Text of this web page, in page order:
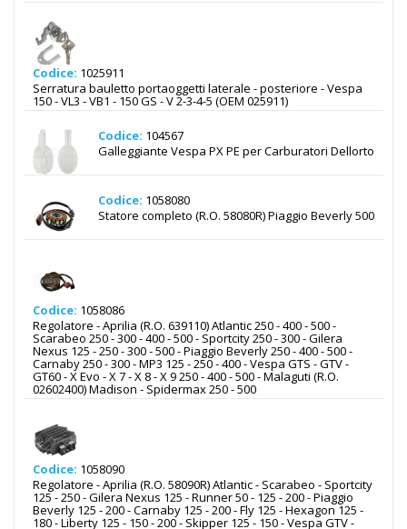
Codice: 1025911
Serratura bauletto portaoggetti laterale - posteriore - Vespa
150 - VL3 - VB1 - 150 GS - V 2-3-4-5 (OEM 025911)
Codice: 104567
Galleggiante Vespa PX PE per Carburatori Dellorto
Codice: 1058080
Statore completo (R.O. 58080R) Piaggio Beverly 500
Codice: 1058086
Regolatore - Aprilia (R.O. 639110) Atlantic 250 - 400 - 500 -
Scarabeo 250 - 300 - 400 - 500 - Sportcity 250 - 300 - Gilera
Nexus 125 - 250 - 300 - 500 - Piaggio Beverly 250 - 400 - 500 -
Carnaby 250 - 300 - MP3 125 - 250 - 400 - Vespa GTS - GTV -
GT60 - X Evo - X 7 - X 8 - X 9 250 - 400 - 500 - Malaguti (R.O.
02602400) Madison - Spidermax 250 - 500
Codice: 1058090
Regolatore - Aprilia (R.O. 58090R) Atlantic - Scarabeo - Sportcity
125 - 250 - Gilera Nexus 125 - Runner 50 - 125 - 200 - Piaggio
Beverly 125 - 200 - Carnaby 125 - 200 - Fly 125 - Hexagon 125 -
180 - Liberty 125 - 150 - 200 - Skipper 125 - 150 - Vespa GTV -